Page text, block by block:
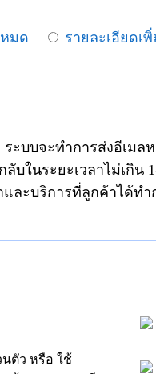
มด รายละเอียดเ
ะบบจะทำการส่งอีเมล
บในระยะเวลาไม่เกิน
ละบริการที่ลูกค้าได้ทำ
ตัว หรือ ใช้